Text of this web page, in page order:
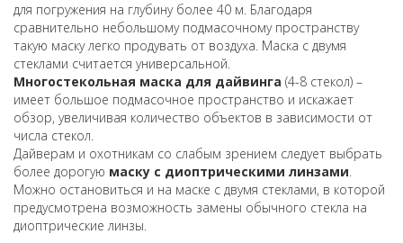
для погружения на глубину более 40 м. Благодаря
сравнительно небольшому подмасочному пространству
такую маску легко продувать от воздуха. Маска с двумя
стеклами считается универсальной.
Многостекольная маска для дайвинга (4-8 стекол) –
имеет большое подмасочное пространство и искажает
обзор, увеличивая количество объектов в зависимости от
числа стекол.
Дайверам и охотникам со слабым зрением следует выбрать
более дорогую маску с диоптрическими линзами.
Можно остановиться и на маске с двумя стеклами, в которой
предусмотрена возможность замены обычного стекла на
диоптрические линзы.